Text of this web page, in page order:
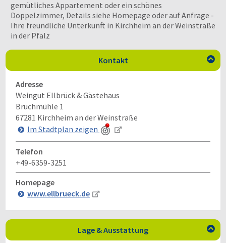
gemütliches Appartement oder ein schönes
Doppelzimmer, Details siehe Homepage oder auf Anfrage -
Ihre freundliche Unterkunft in Kirchheim an der Weinstraße
in der Pfalz
Kontakt 
Adresse
Weingut Ellbrück & Gästehaus
Bruchmühle 1
67281 Kirchheim an der Weinstraße
Im Stadtplan zeigen
Telefon
+49-6359-3251
Homepage
www.ellbrueck.de
Lage & Ausstattung 